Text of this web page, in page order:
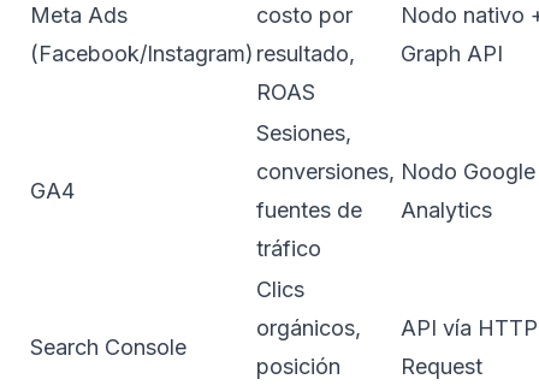
Meta Ads
(Facebook/Instagram)
costo por
resultado,
ROAS
Nodo nativo
Graph API
GA4
Sesiones,
conversiones,
fuentes de
tráfico
Nodo Google
Analytics
Search Console
Clics
orgánicos,
posición
API vía HTTP
Request